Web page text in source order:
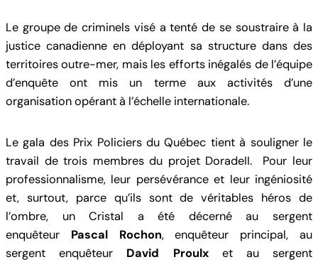
Le groupe de criminels visé a tenté de se soustraire à la
justice canadienne en déployant sa structure dans des
territoires outre-mer, mais les efforts inégalés de l’équipe
d’enquête ont mis un terme aux activités d’une
organisation opérant à l’échelle internationale.
Le gala des Prix Policiers du Québec tient à souligner le
travail de trois membres du projet DoradeII. Pour leur
professionnalisme, leur persévérance et leur ingéniosité
et, surtout, parce qu’ils sont de véritables héros de
l’ombre, un Cristal a été décerné au sergent
enquêteur Pascal Rochon, enquêteur principal, au
sergent enquêteur David Proulxet au sergent